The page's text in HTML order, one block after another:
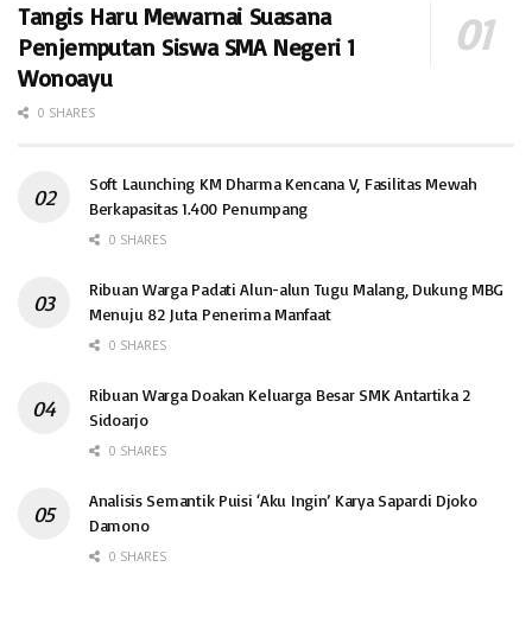
Tangis Haru Mewarnai Suasana
Penjemputan Siswa SMA Negeri 1
Wonoayu
0 SHARES
Soft Launching KM Dharma Kencana V, Fasilitas Mewah
Berkapasitas 1.400 Penumpang
0 SHARES
Ribuan Warga Padati Alun-alun Tugu Malang, Dukung MBG
Menuju 82 Juta Penerima Manfaat
0 SHARES
Ribuan Warga Doakan Keluarga Besar SMK Antartika 2
Sidoarjo
0 SHARES
Analisis Semantik Puisi ‘Aku Ingin’ Karya Sapardi Djoko
Damono
0 SHARES